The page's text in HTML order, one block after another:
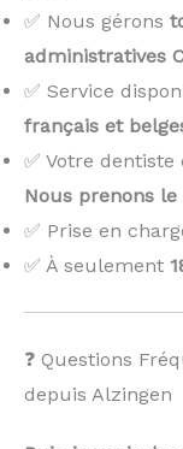
✅ Nous gérons
administratives
✅ Service
français et
✅ Votre
Nous prenons le
✅ Prise en
✅ À seulement
❓ Questions
depuis Alzingen